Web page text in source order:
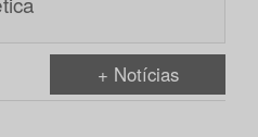
+ Notícias